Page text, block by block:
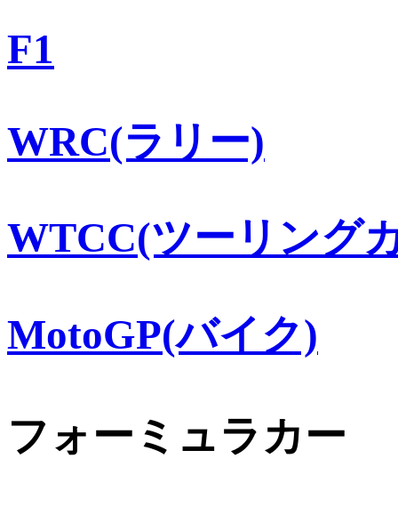
F1
WRC(ラリー)
WTCC(ツーリング
MotoGP(バイク)
フォーミュラカー